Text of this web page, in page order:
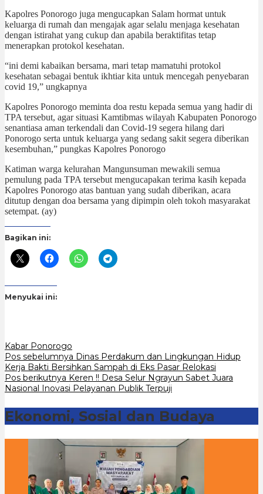
Kapolres Ponorogo juga mengucapkan Salam hormat untuk
keluarga di rumah dan mengajak agar selalu menjaga kesehatan
dengan istirahat yang cukup dan apabila beraktifitas tetap
menerapkan protokol kesehatan.
“ini demi kabaikan bersama, mari tetap mamatuhi protokol
kesehatan sebagai bentuk ikhtiar kita untuk mencegah penyebaran
covid 19,” ungkapnya
Kapolres Ponorogo meminta doa restu kepada semua yang hadir di
TPA tersebut, agar situasi Kamtibmas wilayah Kabupaten Ponorogo
senantiasa aman terkendali dan Covid-19 segera hilang dari
Ponorogo serta untuk keluarga yang sedang sakit segera diberikan
kesembuhan,” pungkas Kapolres Ponorogo
Katiman warga kelurahan Mangunsuman mewakili semua
pemulung pada TPA tersebut mengucapakan terima kasih kepada
Kapolres Ponorogo atas bantuan yang sudah diberikan, acara
ditutup dengan doa bersama yang dipimpin oleh tokoh masyarakat
setempat. (ay)
Bagikan ini:
Menyukai ini:
Kabar Ponorogo
Navigasi
pos
Pos sebelumnya Dinas Perdakum dan Lingkungan Hidup
Kerja Bakti Bersihkan Sampah di Eks Pasar Relokasi
Pos berikutnya Keren !! Desa Selur Ngrayun Sabet Juara
Nasional Inovasi Pelayanan Publik Terpuji
Ekonomi, Sosial dan Budaya